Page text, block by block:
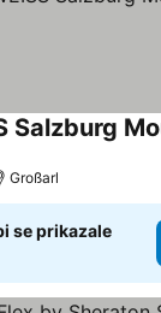
Salzburg
Großarl
se prikazale